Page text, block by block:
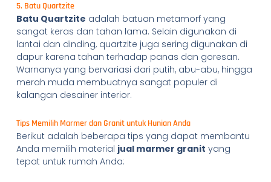
5. Batu Quartzite
Batu Quartzite adalah batuan metamorf yang
sangat keras dan tahan lama. Selain digunakan di
lantai dan dinding, quartzite juga sering digunakan di
dapur karena tahan terhadap panas dan goresan.
Warnanya yang bervariasi dari putih, abu-abu, hingga
merah muda membuatnya sangat populer di
kalangan desainer interior.
Tips Memilih Marmer dan Granit untuk Hunian Anda
Berikut adalah beberapa tips yang dapat membantu
Anda memilih material jual marmer granit yang
tepat untuk rumah Anda: